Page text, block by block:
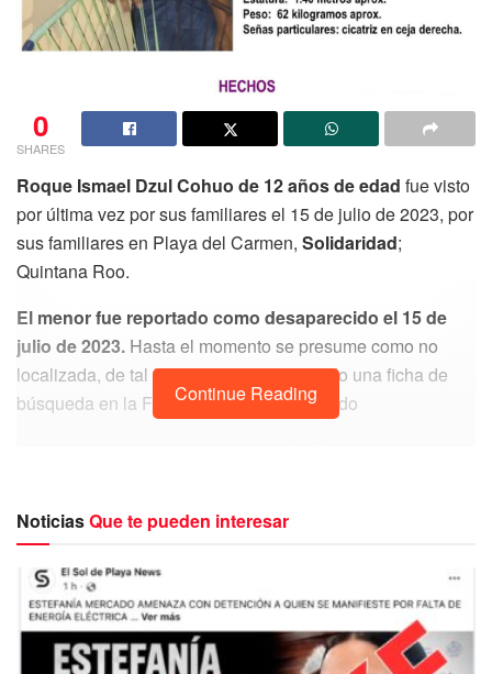
0
SHARES
Roque Ismael Dzul Cohuo de 12 años de edad fue visto
por última vez por sus familiares el 15 de julio de 2023, por
sus familiares en Playa del Carmen, Solidaridad;
Quintana Roo.
El menor fue reportado como desaparecido el 15 de
julio de 2023. Hasta el momento se presume como no
localizada, de tal forma que se ha activado una ficha de
búsqueda en la Fiscalía General del Estado
Continue Reading
NoticiasQue te pueden interesar